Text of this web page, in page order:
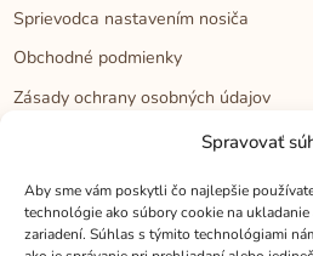
Spravovať
Aby sme vám poskytli čo najlepšie
technológie ako súbory cookie na
zariadení. Súhlas s týmito technológiami
Sprievodca nastavením nosiča
Obchodné podmienky
Zásady ochrany osobných údajov